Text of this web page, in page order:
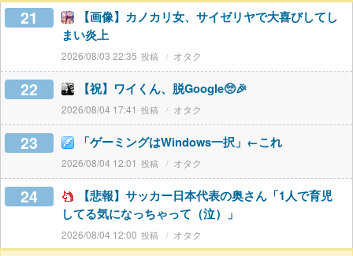
21
【画像】カノカリ女、サイゼリヤで大喜びしてし
まい炎上
2026/08/03 22:35 オタク
22 【祝】ワイくん、脱Google🥺🎉
2026/08/04 17:41 オタク
23 「ゲーミングはWindows一択」←これ
2026/08/04 12:01 オタク
24
【悲報】サッカー日本代表の奥さん「1人で育児
してる気になっちゃって（泣）」
2026/08/04 12:00 オタク